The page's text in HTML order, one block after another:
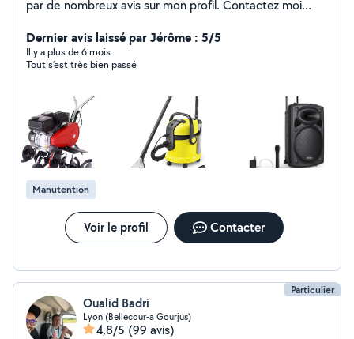
par de nombreux avis sur mon profil. Contactez moi
Dernier avis laissé par Jérôme : 5/5
Il y a plus de 6 mois
Tout s’est très bien passé
Manutention
Voir le profil Contacter
Particulier
Oualid Badri
Lyon (Bellecour-a Gourjus)
4,8/5 (99 avis)